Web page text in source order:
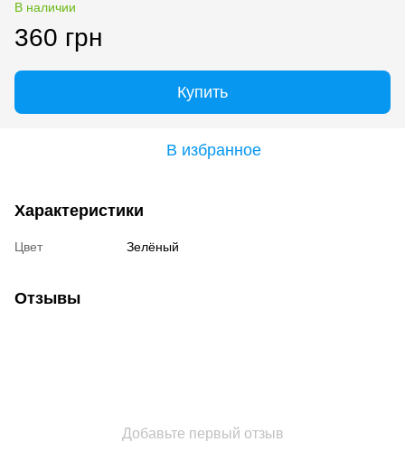
В наличии
360 грн
Купить
В избранное
Характеристики
Цвет Зелёный
Отзывы
Добавьте первый отзыв